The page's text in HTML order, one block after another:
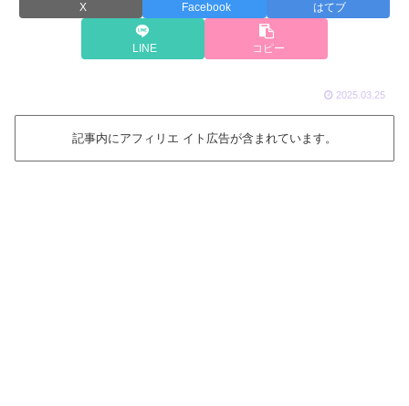
X Facebook はてブ
LINE コピー
2025.03.25
記事内にアフィリエ イト広告が含まれています。